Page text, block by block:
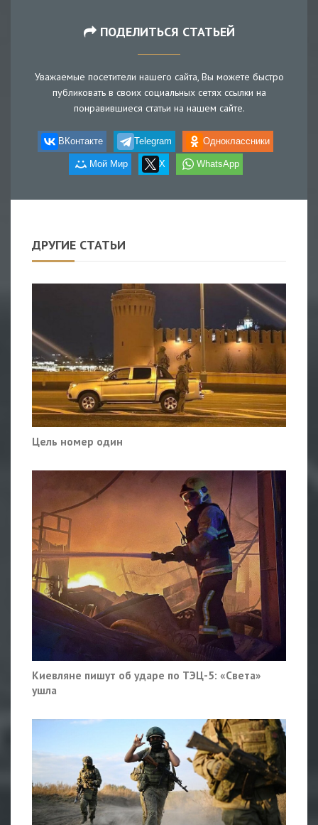
ПОДЕЛИТЬСЯ СТАТЬЕЙ
Уважаемые посетители нашего сайта, Вы можете быстро
публиковать в своих социальных сетях ссылки на
понравившиеся статьи на нашем сайте.
ВКонтакте Telegram Одноклассники
Мой Мир X WhatsApp
ДРУГИЕ СТАТЬИ
Цель номер один
Киевляне пишут об ударе по ТЭЦ-5: «Света»
ушла